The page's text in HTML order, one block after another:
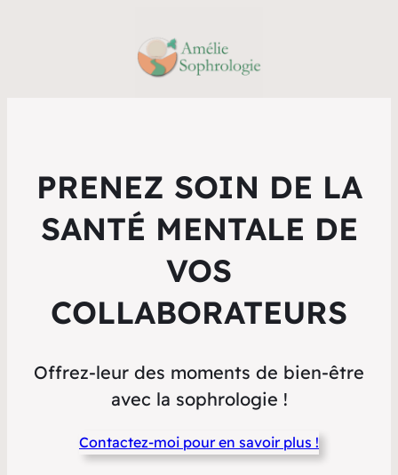
PRENEZ SOIN DE LA
SANTÉ MENTALE DE
VOS
COLLABORATEURS
Offrez-leur des moments de bien-être
avec la sophrologie !
Contactez-moi pour en savoir plus !